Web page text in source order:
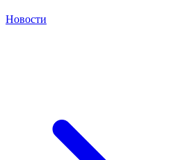
Новости